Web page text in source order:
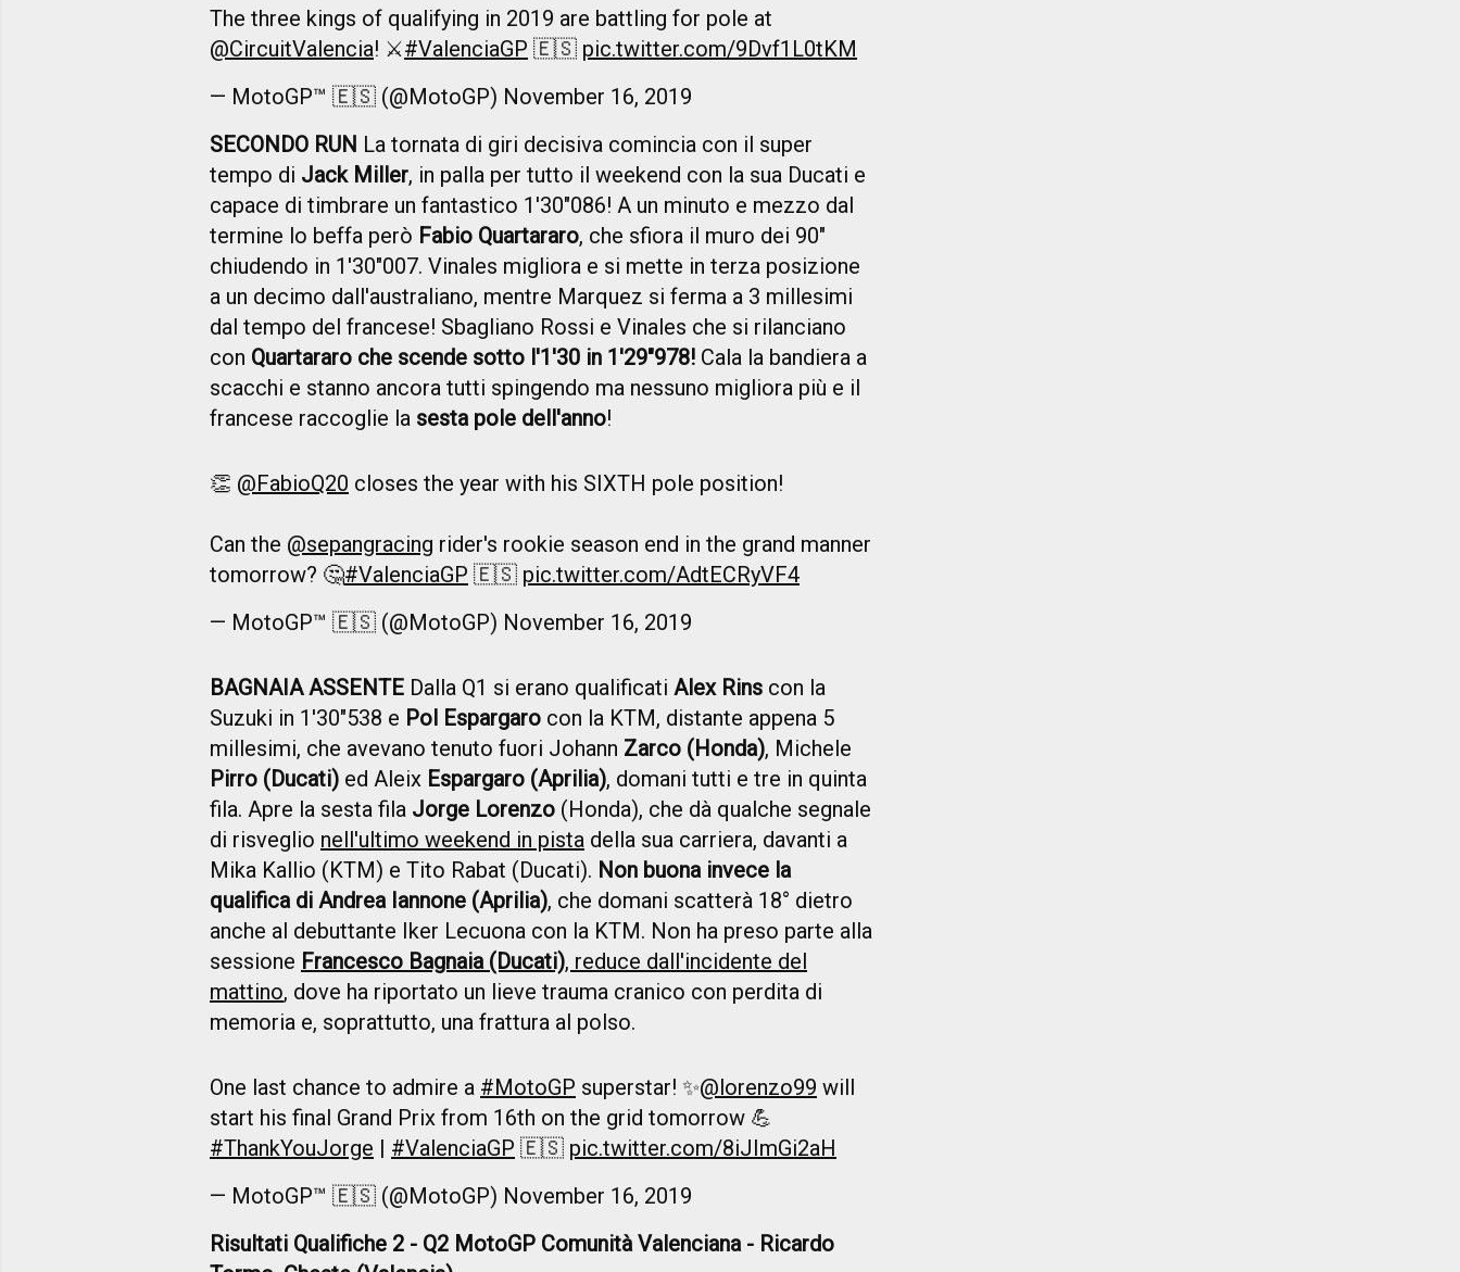
The three kings of qualifying in 2019 are battling for pole at
@CircuitValencia! ⚔️#ValenciaGP 🇪🇸 pic.twitter.com/9Dvf1L0tKM
— MotoGP™ 🇪🇸 (@MotoGP) November 16, 2019
SECONDO RUN La tornata di giri decisiva comincia con il super
tempo di Jack Miller, in palla per tutto il weekend con la sua Ducati e
capace di timbrare un fantastico 1'30"086! A un minuto e mezzo dal
termine lo beffa però Fabio Quartararo, che sfiora il muro dei 90"
chiudendo in 1'30"007. Vinales migliora e si mette in terza posizione
a un decimo dall'australiano, mentre Marquez si ferma a 3 millesimi
dal tempo del francese! Sbagliano Rossi e Vinales che si rilanciano
con Quartararo che scende sotto l'1'30 in 1'29"978! Cala la bandiera a
scacchi e stanno ancora tutti spingendo ma nessuno migliora più e il
francese raccoglie la sesta pole dell'anno!
👏 @FabioQ20 closes the year with his SIXTH pole position!
Can the @sepangracing rider's rookie season end in the grand manner
tomorrow? 🤔#ValenciaGP 🇪🇸 pic.twitter.com/AdtECRyVF4
— MotoGP™ 🇪🇸 (@MotoGP) November 16, 2019
BAGNAIA ASSENTE Dalla Q1 si erano qualificati Alex Rins con la
Suzuki in 1'30"538 e Pol Espargaro con la KTM, distante appena 5
millesimi, che avevano tenuto fuori Johann Zarco (Honda), Michele
Pirro (Ducati) ed Aleix Espargaro (Aprilia), domani tutti e tre in quinta
fila. Apre la sesta fila Jorge Lorenzo (Honda), che dà qualche segnale
di risveglio nell'ultimo weekend in pista della sua carriera, davanti a
Mika Kallio (KTM) e Tito Rabat (Ducati). Non buona invece la
qualifica di Andrea Iannone (Aprilia), che domani scatterà 18° dietro
anche al debuttante Iker Lecuona con la KTM. Non ha preso parte alla
sessione Francesco Bagnaia (Ducati), reduce dall'incidente del
mattino, dove ha riportato un lieve trauma cranico con perdita di
memoria e, soprattutto, una frattura al polso.
One last chance to admire a #MotoGP superstar! ✨@lorenzo99 will
start his final Grand Prix from 16th on the grid tomorrow 💪
#ThankYouJorge | #ValenciaGP 🇪🇸 pic.twitter.com/8iJImGi2aH
— MotoGP™ 🇪🇸 (@MotoGP) November 16, 2019
Risultati Qualifiche 2 - Q2 MotoGP Comunità Valenciana - Ricardo